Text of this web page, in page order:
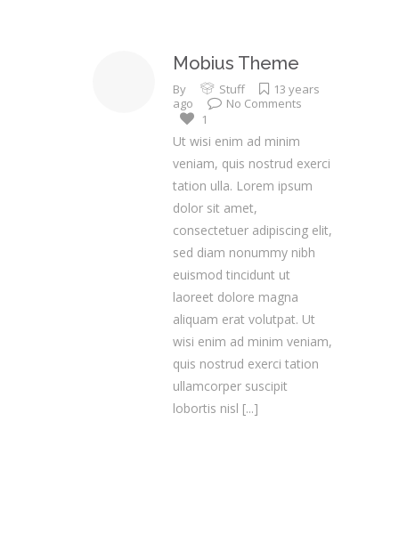
Mobius Theme
By Stuff
13 years
ago
No Comments
1
Ut wisi enim ad minim
veniam, quis nostrud exerci
tation ulla. Lorem ipsum
dolor sit amet,
consectetuer adipiscing elit,
sed diam nonummy nibh
euismod tincidunt ut
laoreet dolore magna
aliquam erat volutpat. Ut
wisi enim ad minim veniam,
quis nostrud exerci tation
ullamcorper suscipit
lobortis nisl [...]